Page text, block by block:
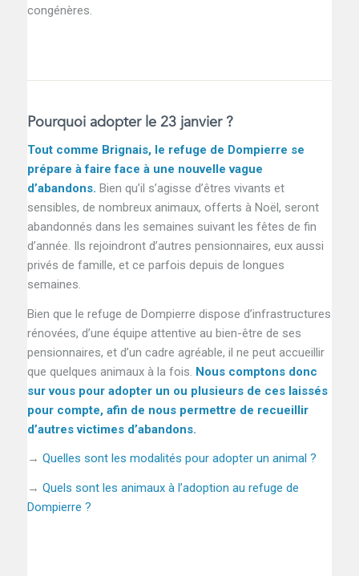
congénères.
Pourquoi adopter le 23 janvier ?
Tout comme Brignais, le refuge de Dompierre se
prépare à faire face à une nouvelle vague
d’abandons. Bien qu’il s’agisse d’êtres vivants et
sensibles, de nombreux animaux, offerts à Noël, seront
abandonnés dans les semaines suivant les fêtes de fin
d’année. Ils rejoindront d’autres pensionnaires, eux aussi
privés de famille, et ce parfois depuis de longues
semaines.
Bien que le refuge de Dompierre dispose d’infrastructures
rénovées, d’une équipe attentive au bien-être de ses
pensionnaires, et d’un cadre agréable, il ne peut accueillir
que quelques animaux à la fois. Nous comptons donc
sur vous pour adopter un ou plusieurs de ces laissés
pour compte, afin de nous permettre de recueillir
d’autres victimes d’abandons.
→ Quelles sont les modalités pour adopter un animal ?
→ Quels sont les animaux à l’adoption au refuge de
Dompierre ?